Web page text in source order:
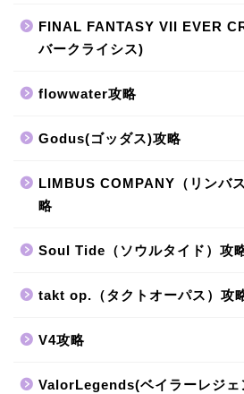
FINAL FANTASY VII EVER
バークライシス)
flowwater攻略
Godus(ゴッダス)攻略
LIMBUS COMPANY（リンバ
略
Soul Tide（ソウルタイド）攻
takt op.（タクトオーパス）攻
V4攻略
ValorLegends(ベイラーレジェ